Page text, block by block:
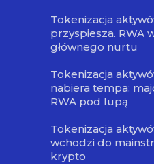
Tokenizacja
przyspiesza. RWA
głównego nurtu
Tokenizacja
nabiera tempa:
RWA pod lupą
Tokenizacja
wchodzi do
krypto